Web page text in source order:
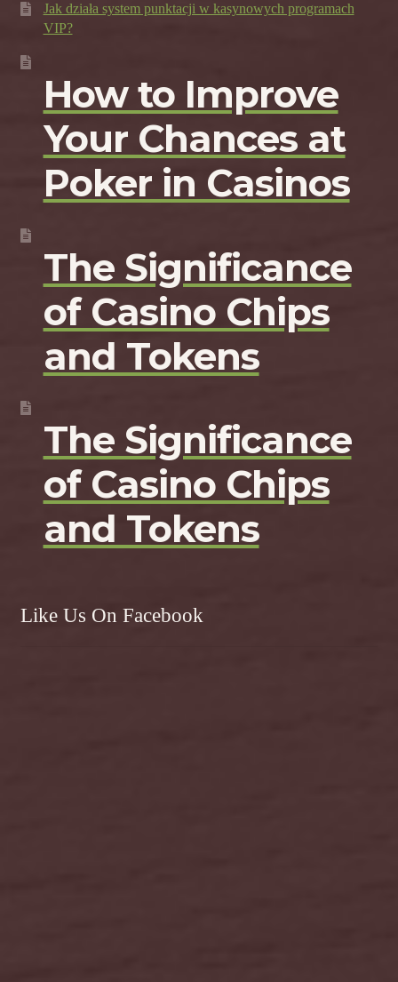
Jak działa system punktacji w kasynowych programach
VIP?
How to Improve
Your Chances at
Poker in Casinos
The Significance
of Casino Chips
and Tokens
The Significance
of Casino Chips
and Tokens
Like Us On Facebook